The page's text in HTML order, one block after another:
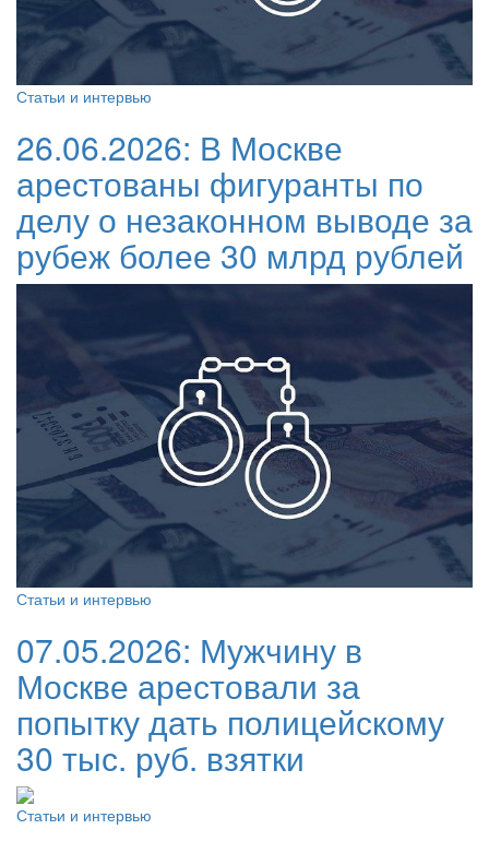
Статьи и интервью
26.06.2026: В Москве
арестованы фигуранты по
делу о незаконном выводе за
рубеж более 30 млрд рублей
Статьи и интервью
07.05.2026: Мужчину в
Москве арестовали за
попытку дать полицейскому
30 тыс. руб. взятки
Статьи и интервью